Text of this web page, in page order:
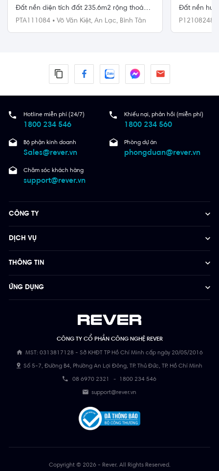
Đất nền diện tích đất 235.6m2 rộng thoáng,
có sổ hồng riêng bàn giao ngay.
PTA111084 • Võ Văn Kiệt, An Lạc, Bình Tân
Đất nền
mát, diện
P12108248
Hotline miễn phí (24/7)
1800 234 546
Khiếu nại, phản hồi (miễn phí)
1800 234 560
Bộ phận kinh doanh
Sales@rever.vn
Phòng dự án
phongduan@rever.vn
Chăm sóc khách hàng
support@rever.vn
CÔNG TY CỔ PHẦN CÔNG NGHỆ REVER
MST: 0313817128 - Sở KHĐT TP Hồ Chí Minh cấp ngày 20/05/2016
Số 5-7, Đường B4, Phường An Lợi Đông, TP. Thủ Đức, TP. Hồ Chí Minh
08 6970 2321 - 1800 234 546
support@rever.vn
CÔNG TY
DỊCH VỤ
THÔNG TIN
ỨNG DỤNG
Copyright © 2026 - Rever. All Rights Reserved.